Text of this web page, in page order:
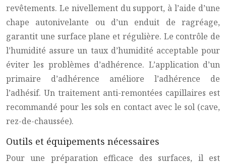
revêtements. Le nivellement du support, à l’aide d’une
chape autonivelante ou d’un enduit de ragréage,
garantit une surface plane et régulière. Le contrôle de
l’humidité assure un taux d’humidité acceptable pour
éviter les problèmes d’adhérence. L’application d’un
primaire d’adhérence améliore l’adhérence de
l’adhésif. Un traitement anti-remontées capillaires est
recommandé pour les sols en contact avec le sol (cave,
rez-de-chaussée).
Outils et équipements nécessaires
Pour une préparation efficace des surfaces, il est